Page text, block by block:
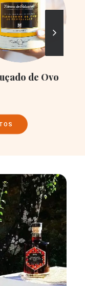
de Ovo